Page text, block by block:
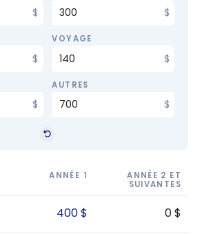
VOYAGE
AUTRES
ANNÉE 1
ANNÉE 2 ET
SUIVANTES
400 $ 0 $